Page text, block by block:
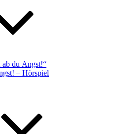
ab du Angst!“
– Hörspiel